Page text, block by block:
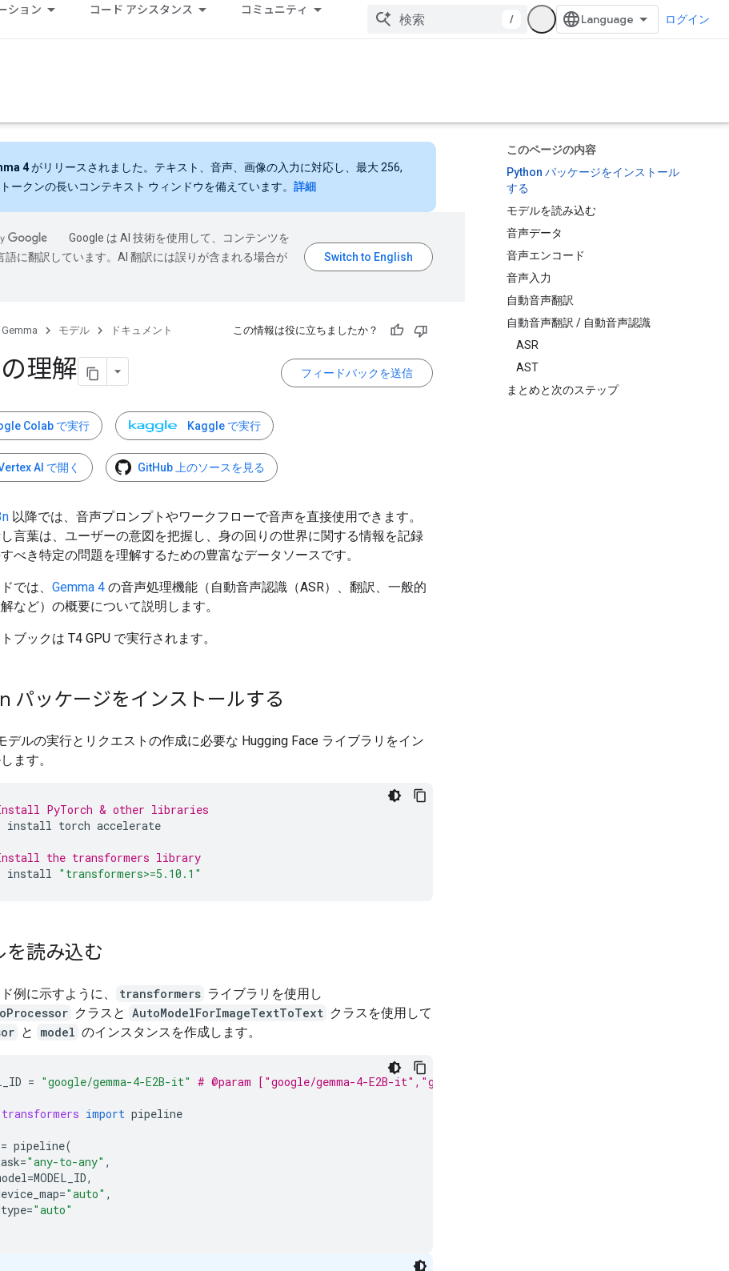
ション コード アシスタンス コミュニティ
/ ログイン
このページの内容
Python パッケージをインストール
する
モデルを読み込む
音声データ
音声エンコード
音声入力
自動音声翻訳
自動音声翻訳 / 自動音声認識
ASR
AST
まとめと次のステップ
4がリリースされました。テキスト、音声、画像の入力に対応し、最大 256,
ークンの長いコンテキスト ウィンドウを備えています。 詳細
Google は AI 技術を使用して、コンテンツを
語に翻訳しています。AI 翻訳には誤りが含まれる場合が
Gemma モデル ドキュメント この情報は役に立ちましたか？
フィードバックを送信
理解
Colab で実行 Kaggle で実行
AI で開く GitHub 上のソースを見る
以降では、音声プロンプトやワークフローで音声を直接使用できます。
言葉は、ユーザーの意図を把握し、身の回りの世界に関する情報を記録
べき特定の問題を理解するための豊富なデータソースです。
では、 Gemma 4 の音声処理機能（自動音声認識（ASR）、翻訳、一般的
など）の概要について説明します。
ブックは T4 GPU で実行されます。
パッケージをインストールする
デルの実行とリクエストの作成に必要な Hugging Face ライブラリをイン
ます。
PyTorch & other libraries
install torch accelerate
the transformers library
install "transformers>=5.10.1"
を読み込む
例に示すように、 transformers ライブラリを使用し
クラスと AutoModelForImageTextToText クラスを使用して
と model のインスタンスを作成します。
= "google/gemma-4-E2B-it" # @param ["google/gemma-4-E2B-it","google/gemma-4-E4B-it", "google/gemma-4-12B-
transformers import pipeline
= pipeline(
="any-to-any" ,
=MODEL_ID,
="auto" ,
="auto"